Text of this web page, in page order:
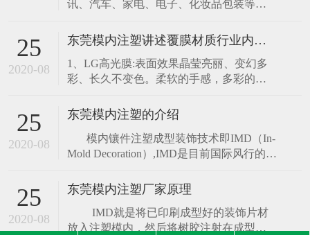
稳定的售后服务品质
从接单、设计、生产一直到出货全程跟进 ，一站式服务流程。
可根据各行业客户的不同需求提供产品量身定制服务，质量可靠，
讯、汽车、家电、电子、化妆品包装等领
维变化,从而能设计出各种造型丰富的产品,
适应了时代发展的需要。 IMD工艺技术使
注塑成型与装饰一体化，不仅减少了注塑
后的后续加工工序,又能实现多种特殊效果,
25
2020-08
东莞模内注塑讲述覆膜材质行业内使用的覆膜品类如下
1、LG高光膜:表面效果晶莹亮丽、变幻多
彩、长久不变色。柔软的手感，多彩的表
量轻、防火性能好。目前最好的覆膜产
品，价格高，寿命在20-30年. 2、其他进口
膜:国产珠光覆膜铝扣板、东莞模内注塑进
口珠光覆膜铝扣板、LG珠光覆膜铝扣板
25
2020-08
东莞模内注塑的介绍
模内镶件注塑成型装饰技术即IMD（In-
Mold Decoration）,IMD是目前国际风行的表
功能控制面板、汽车仪表盘、空调面板、
手机外壳/镜片、洗衣机、冰箱等应用非常
广泛。
25
2020-08
东莞模内注塑厂家原理
放入注塑模内，然后将树胶注射在成型片